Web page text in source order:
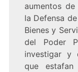
aumentos
la Defensa
Bienes y
del Poder
investigar y
que